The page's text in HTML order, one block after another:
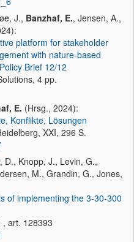
J., Banzhaf, E., Jensen, A.,
platform for stakeholder
with nature-based
Brief 12/12
4 pp.
E. (Hrsg., 2024):
Konflikte, Lösungen
XXI, 296 S.
D., Knopp, J., Levin, G.,
M., Grandin, G., Jones,
of implementing the 3-30-300
, art. 128393